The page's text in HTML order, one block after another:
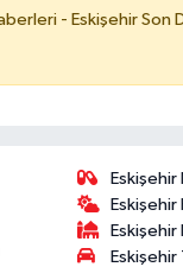
- Eskişehir Son
Eskişehir
Eskişehir
Eskişehir